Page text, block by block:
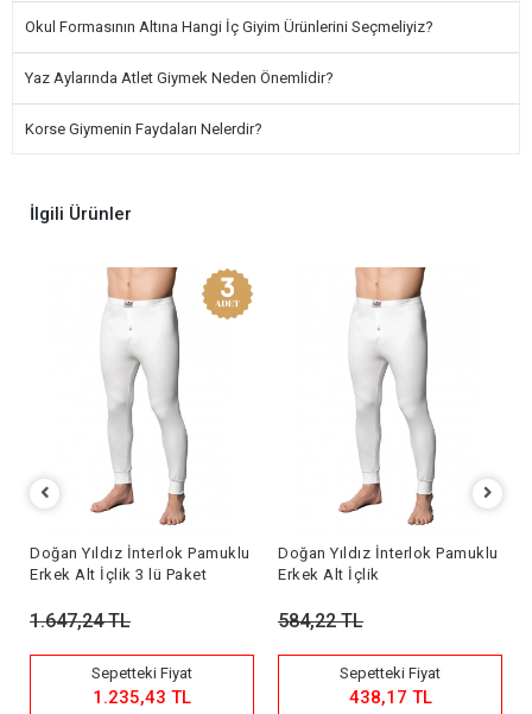
Okul Formasının Altına Hangi İç Giyim Ürünlerini Seçmeliyiz?
Yaz Aylarında Atlet Giymek Neden Önemlidir?
Korse Giymenin Faydaları Nelerdir?
İlgili Ürünler
Doğan Yıldız İnterlok Pamuklu
Erkek Alt İçlik 3 lü Paket
1.647,24 TL
Sepetteki Fiyat
1.235,43 TL
Doğan Yıldız İnterlok Pamuklu
Erkek Alt İçlik
584,22 TL
Sepetteki Fiyat
438,17 TL